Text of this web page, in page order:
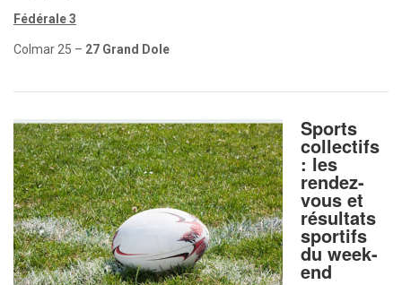
Fédérale 3
Colmar 25 – 27 Grand Dole
Sports
collectifs
: les
rendez-
vous et
résultats
sportifs
du week-
end